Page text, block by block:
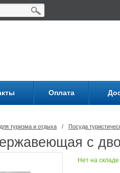
Оплата
туризма и отдыха / Посуда
с
Нет на складе